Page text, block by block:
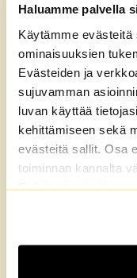
Haluamme palvella
Käytämme
ominaisuuksien
Evästeiden ja
sujuvamman
luvan käyttää
kehittämiseen sekä
evästeitä sallit. Osa
toiminnan kannalta
Evästeet-
Uudella työpaikalla
ulkomaalaisittain
Varsinainen työ on
tehtäviin kuuluu
osa työvuorosta
kohotellen.
”Olen aika poikki
työ tuntui